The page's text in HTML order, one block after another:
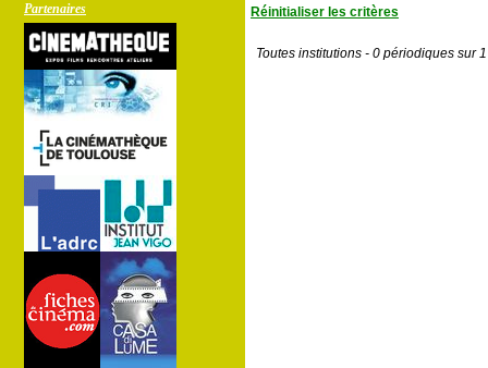
Partenaires
Réinitialiser les critères
Toutes institutions - 0 périodiques sur